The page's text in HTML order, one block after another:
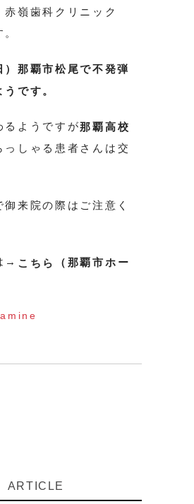
赤嶺歯科クリニック
）那覇市松尾で不発弾
です。
るようですが那覇高校
っしゃる患者さんは交
来院の際はご注意く
→ こちら
（那覇市ホー
ARTICLE